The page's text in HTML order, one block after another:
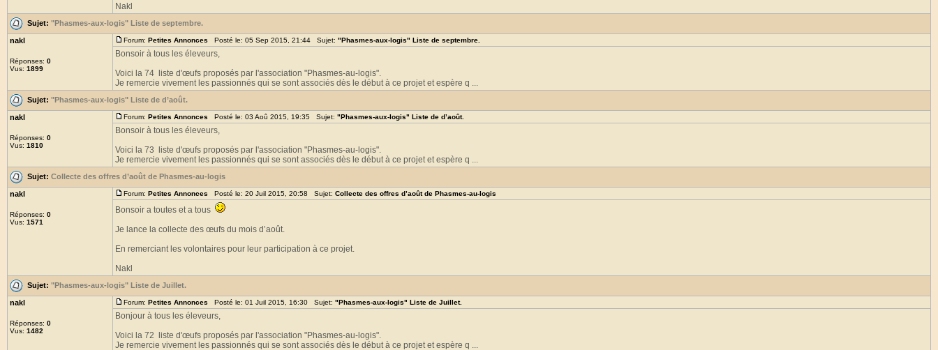
Nakl
Sujet: "Phasmes-aux-logis" Liste de septembre.
nakl
Réponses: 0
Vus: 1899
Forum: Petites Annonces Posté le: 05 Sep 2015, 21:44 Sujet: "Phasmes-aux-logis" Liste de septembre.
Bonsoir à tous les éleveurs,
Voici la 74 liste d'œufs proposés par l'association "Phasmes-au-logis".
Je remercie vivement les passionnés qui se sont associés dès le début à ce projet et espère q ...
Sujet: "Phasmes-aux-logis" Liste de d’août.
nakl
Réponses: 0
Vus: 1810
Forum: Petites Annonces Posté le: 03 Aoû 2015, 19:35 Sujet: "Phasmes-aux-logis" Liste de d’août.
Bonsoir à tous les éleveurs,
Voici la 73 liste d'œufs proposés par l'association "Phasmes-au-logis".
Je remercie vivement les passionnés qui se sont associés dès le début à ce projet et espère q ...
Sujet: Collecte des offres d’août de Phasmes-au-logis
nakl
Réponses: 0
Vus: 1571
Forum: Petites Annonces Posté le: 20 Juil 2015, 20:58 Sujet: Collecte des offres d’août de Phasmes-au-logis
Bonsoir a toutes et a tous
Je lance la collecte des œufs du mois d’août.
En remerciant les volontaires pour leur participation à ce projet.
Nakl
Sujet: "Phasmes-aux-logis" Liste de Juillet.
nakl
Réponses: 0
Vus: 1482
Forum: Petites Annonces Posté le: 01 Juil 2015, 16:30 Sujet: "Phasmes-aux-logis" Liste de Juillet.
Bonjour à tous les éleveurs,
Voici la 72 liste d'œufs proposés par l'association "Phasmes-au-logis".
Je remercie vivement les passionnés qui se sont associés dès le début à ce projet et espère q ...